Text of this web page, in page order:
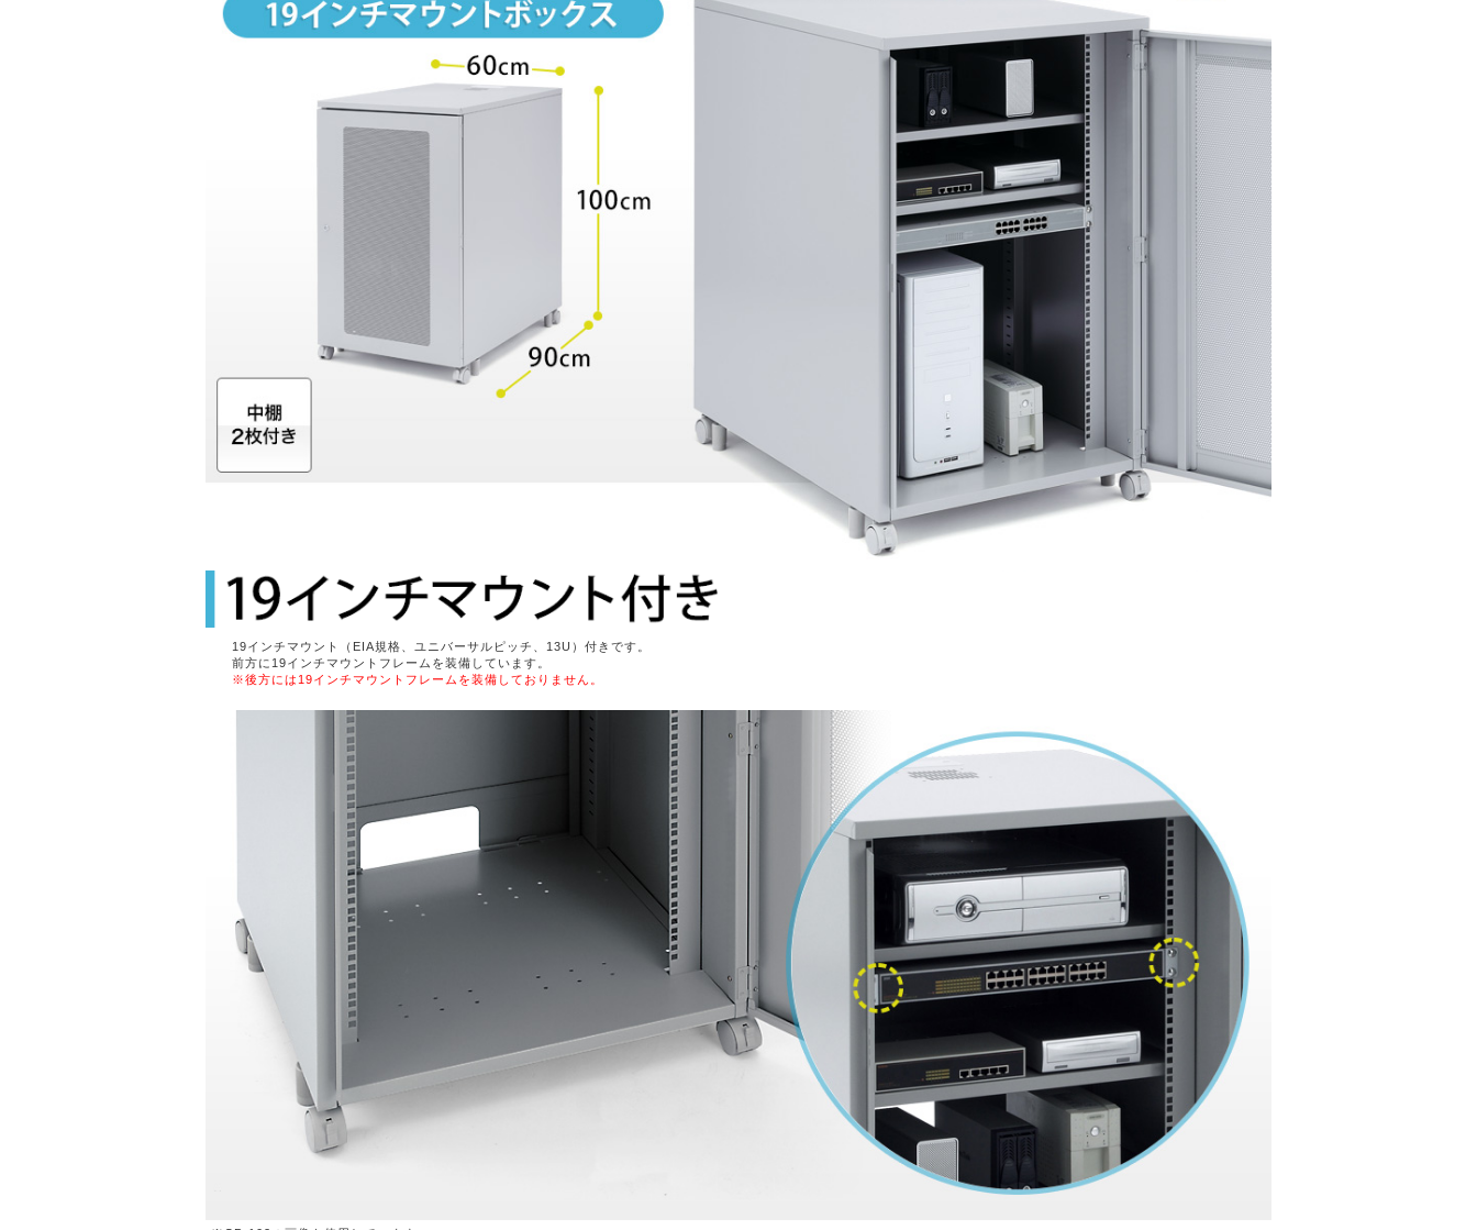
19インチマウント（EIA規格、ユニバーサルピッチ、13U）付きです。
前方に19インチマウントフレームを装備しています。
※後方には19インチマウントフレームを装備しておりません。